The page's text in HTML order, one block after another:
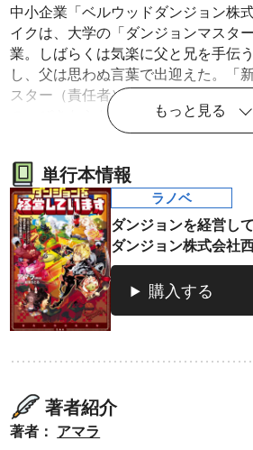
中小企業「ベルウッドダンジョン株
イクは、大学の「ダンジョンマスタ
業。しばらくは気楽に父と兄を手伝
し、父は思わぬ言葉で出迎えた。「
スター（責任者）やってくれ」。本
のっぴきならない事情があるようで
「腕は最高、性格は最低」な連中ば
ンテリオネエドワーフ。新卒ダンジ
にダンジョン経営できるのか……!?
もっと見る
単行本情報
ラノベ
ダンジョンを経営し
ダンジョン株式会社
購入する
著者紹介
著者： アマラ